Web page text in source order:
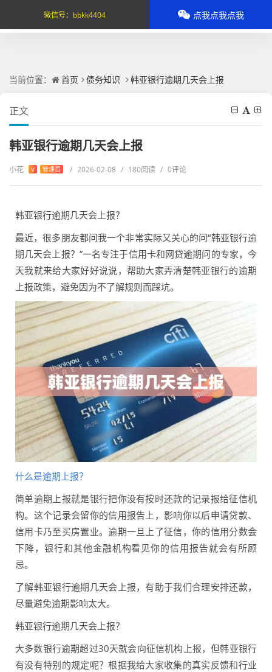
当前位置： 首页 债务知识 韩亚银行逾期几天会上报
正文
韩亚银行逾期几天会上报
小花 V 管理员 / 2026-02-08 / 180阅读 / 0评论
韩亚银行逾期几天会上报？
最近，很多朋友都问我一个非常实际又关心的问“韩亚银行逾
期几天会上报？”一名专注于信用卡和网贷逾期问的专家，今
天我就来给大家好好说说，帮助大家弄清楚韩亚银行的逾期
上报政策，避免因为不了解规则而踩坑。
什么是逾期上报？
简单逾期上报就是银行把你没有按时还款的记录报给征信机
构。这个记录会留你的信用报告上，影响你以后申请贷款、
信用卡乃至买房置业。逾期一旦上了征信，你的信用分数会
下降，银行和其他金融机构看见你的信用报告就会有所顾
忌。
了解韩亚银行逾期几天会上报，有助于我们合理安排还款，
尽量避免逾期影响太大。
韩亚银行逾期几天会上报？
大多数银行逾期超过30天就会向征信机构上报，但韩亚银行
有没有特别的规定呢？根据我给大家收集的真实反馈和行业
微信号： bbkk4404 点我点我点我